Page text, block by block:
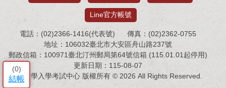
(0)
結帳
Line官方帳號
電話：(02)2366-1416(代表號)
傳真：(02)2362-0755
地址：106032臺北市大安區舟山路237號
郵政信箱：100971臺北汀州郵局第64號信箱 (115.01.01起停用)
更新日期：115-08-07
大學入學考試中心 版權所有 © 2026 All Rights Reserved.